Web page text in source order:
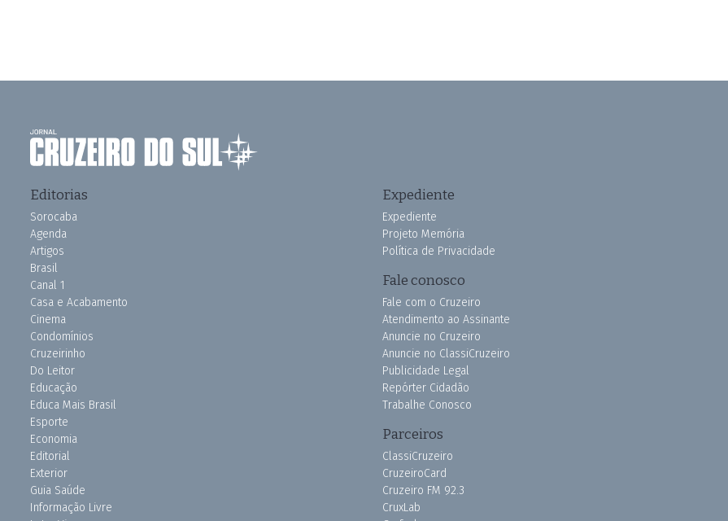
Editorias
Sorocaba
Agenda
Artigos
Brasil
Canal 1
Casa e Acabamento
Cinema
Condomínios
Cruzeirinho
Do Leitor
Educação
Educa Mais Brasil
Esporte
Economia
Editorial
Exterior
Guia Saúde
Informação Livre
Expediente
Expediente
Projeto Memória
Política de Privacidade
Fale conosco
Fale com o Cruzeiro
Atendimento ao Assinante
Anuncie no Cruzeiro
Anuncie no ClassiCruzeiro
Publicidade Legal
Repórter Cidadão
Trabalhe Conosco
Parceiros
ClassiCruzeiro
CruzeiroCard
Cruzeiro FM 92.3
CruxLab